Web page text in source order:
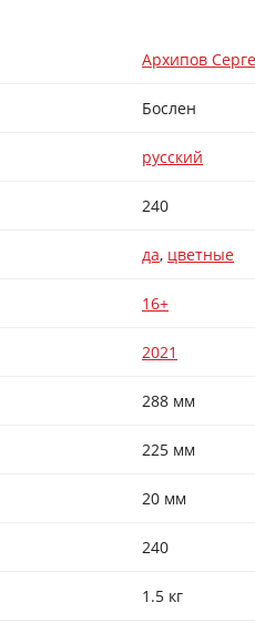
Архипов
Бослен
русский
240
да, цветные
16+
2021
288 мм
225 мм
20 мм
240
1.5 кг